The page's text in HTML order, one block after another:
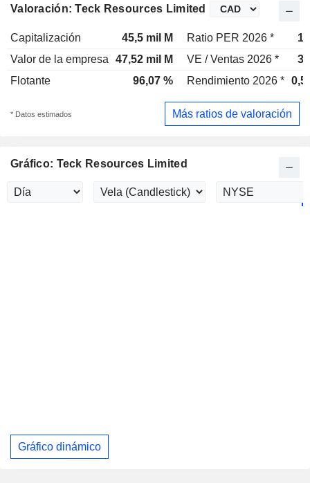
Valoración: Teck Resources Limited
Capitalización 45,5 mil M Ratio PER 2026 *
Valor de la empresa
47,52 mil M VE / Ventas 2026 *
Flotante
96,07 % Rendimiento 2026 *
* Datos estimados Más ratios de valoración
Gráfico: Teck Resources Limited
Gráfico dinámico